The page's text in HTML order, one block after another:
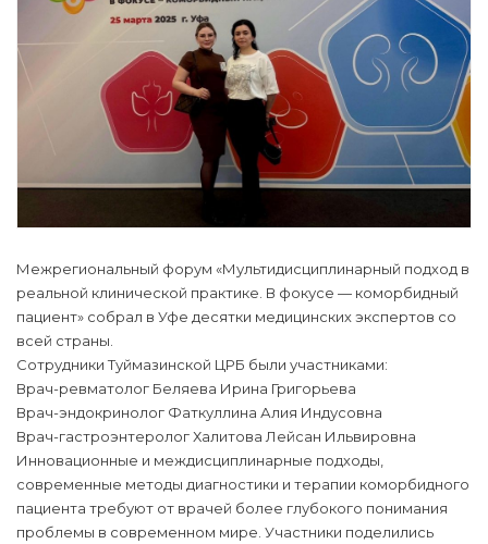
Межрегиональный форум «Мультидисциплинарный подход в
реальной клинической практике. В фокусе — коморбидный
пациент» собрал в Уфе десятки медицинских экспертов со
всей страны.
Сотрудники Туймазинской ЦРБ были участниками:
Врач-ревматолог Беляева Ирина Григорьева
Врач-эндокринолог Фаткуллина Алия Индусовна
Врач-гастроэнтеролог Халитова Лейсан Ильвировна
Инновационные и междисциплинарные подходы,
современные методы диагностики и терапии коморбидного
пациента требуют от врачей более глубокого понимания
проблемы в современном мире. Участники поделились